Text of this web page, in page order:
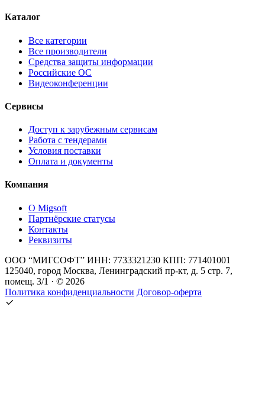
Каталог
Все категории
Все производители
Средства защиты информации
Российские ОС
Видеоконференции
Сервисы
Доступ к зарубежным сервисам
Работа с тендерами
Условия поставки
Оплата и документы
Компания
О Migsoft
Партнёрские статусы
Контакты
Реквизиты
ООО “МИГСОФТ” ИНН: 7733321230 КПП: 771401001
125040, город Москва, Ленинградский пр-кт, д. 5 стр. 7,
помещ. 3/1 · © 2026
Политика конфиденциальности Договор-оферта